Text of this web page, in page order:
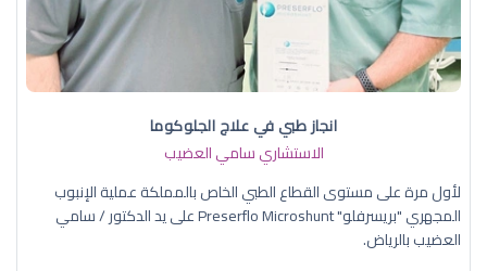
انجاز طبي في علاج الجلوكوما
الاستشاري سامي العضيب
لأول مرة على مستوى القطاع الطبي الخاص بالمملكة عملية الإنبوب
المجهري "بريسرفلو" Preserflo Microshunt على يد الدكتور / سامي
العضيب بالرياض.